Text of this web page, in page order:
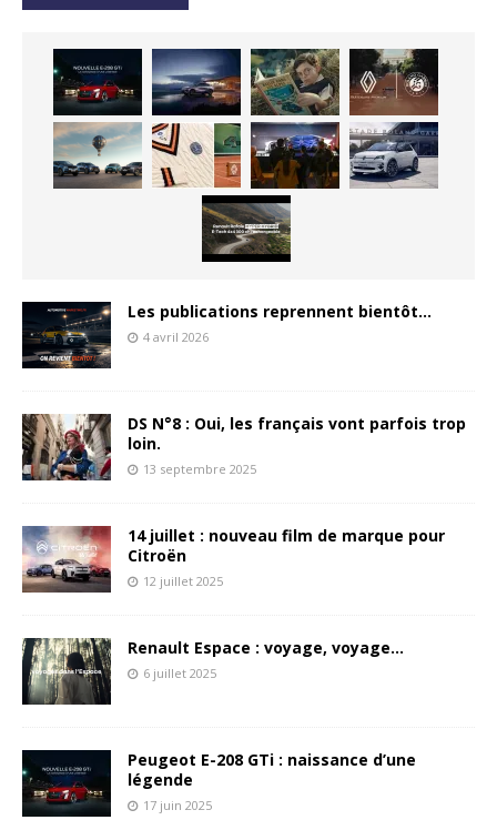
Les publications reprennent bientôt…
4 avril 2026
DS N°8 : Oui, les français vont parfois trop
loin.
13 septembre 2025
14 juillet : nouveau film de marque pour
Citroën
12 juillet 2025
Renault Espace : voyage, voyage…
6 juillet 2025
Peugeot E-208 GTi : naissance d’une
légende
17 juin 2025